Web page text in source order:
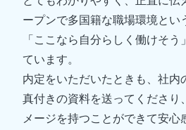
ープンで多国籍な職場環境とい
「ここなら自分らしく働けそう
ています。
内定をいただいたときも、社内
真付きの資料を送ってくださり
メージを持つことができて安心